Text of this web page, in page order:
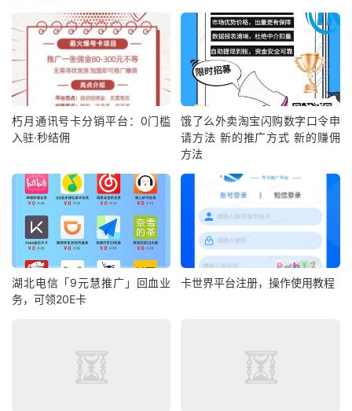
朽月通讯号卡分销平台：0门槛
入驻·秒结佣
饿了么外卖淘宝闪购数字口令申
请方法 新的推广方式 新的赚佣
方法
湖北电信「9元慧推广」回血业
务，可领20E卡
卡世界平台注册，操作使用教程